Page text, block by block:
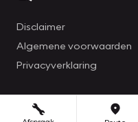
Disclaimer
Algemene voorwaarden
Privacyverklaring